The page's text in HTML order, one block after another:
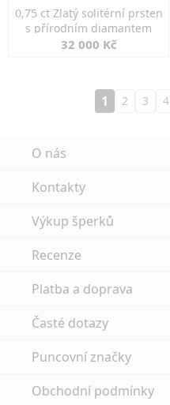
0,75 ct Zlatý solitérní prsten
s přírodním diamantem
32 000 Kč
1 2 3 4
O nás
Kontakty
Výkup šperků
Recenze
Platba a doprava
Časté dotazy
Puncovní značky
Obchodní podmínky